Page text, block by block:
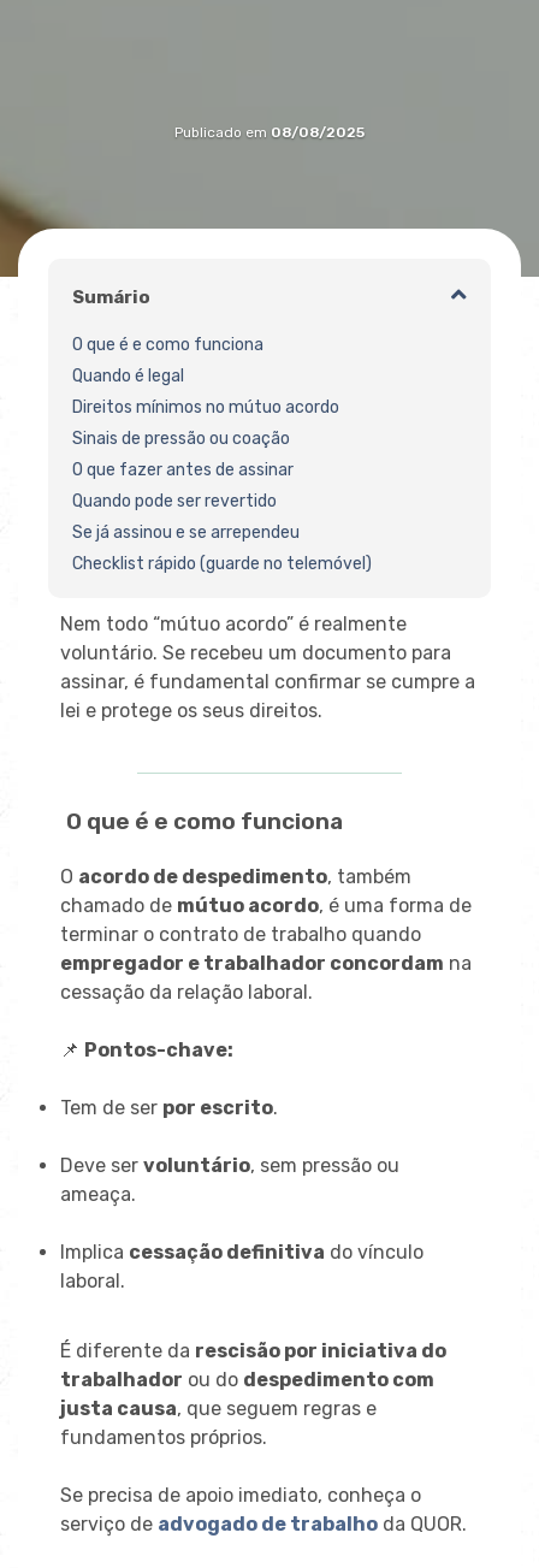
Publicado em 08/08/2025
Sumário
O que é e como funciona
Quando é legal
Direitos mínimos no mútuo acordo
Sinais de pressão ou coação
O que fazer antes de assinar
Quando pode ser revertido
Se já assinou e se arrependeu
Checklist rápido (guarde no telemóvel)
Nem todo “mútuo acordo” é realmente
voluntário. Se recebeu um documento para
assinar, é fundamental confirmar se cumpre a
lei e protege os seus direitos.
O que é e como funciona
O acordo de despedimento, também
chamado de mútuo acordo, é uma forma de
terminar o contrato de trabalho quando
empregador e trabalhador concordam na
cessação da relação laboral.
📌 Pontos-chave:
Tem de ser por escrito.
Deve ser voluntário, sem pressão ou
ameaça.
Implica cessação definitiva do vínculo
laboral.
É diferente da rescisão por iniciativa do
trabalhador ou do despedimento com
justa causa, que seguem regras e
fundamentos próprios.
Se precisa de apoio imediato, conheça o
serviço de advogado de trabalho da QUOR.